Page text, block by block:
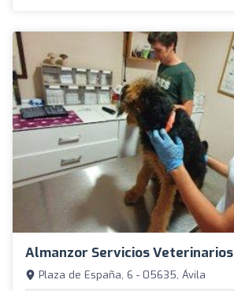
Almanzor Servicios Veterinarios
Plaza de España, 6 - 05635, Ávila